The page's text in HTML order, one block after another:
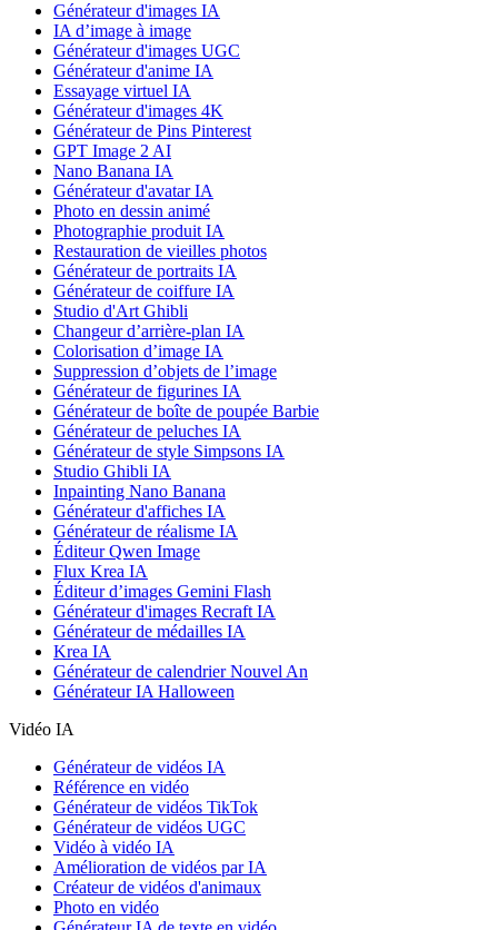
Générateur d'images IA
IA d’image à image
Générateur d'images UGC
Générateur d'anime IA
Essayage virtuel IA
Générateur d'images 4K
Générateur de Pins Pinterest
GPT Image 2 AI
Nano Banana IA
Générateur d'avatar IA
Photo en dessin animé
Photographie produit IA
Restauration de vieilles photos
Générateur de portraits IA
Générateur de coiffure IA
Studio d'Art Ghibli
Changeur d’arrière-plan IA
Colorisation d’image IA
Suppression d’objets de l’image
Générateur de figurines IA
Générateur de boîte de poupée Barbie
Générateur de peluches IA
Générateur de style Simpsons IA
Studio Ghibli IA
Inpainting Nano Banana
Générateur d'affiches IA
Générateur de réalisme IA
Éditeur Qwen Image
Flux Krea IA
Éditeur d’images Gemini Flash
Générateur d'images Recraft IA
Générateur de médailles IA
Krea IA
Générateur de calendrier Nouvel An
Générateur IA Halloween
Vidéo IA
Générateur de vidéos IA
Référence en vidéo
Générateur de vidéos TikTok
Générateur de vidéos UGC
Vidéo à vidéo IA
Amélioration de vidéos par IA
Créateur de vidéos d'animaux
Photo en vidéo